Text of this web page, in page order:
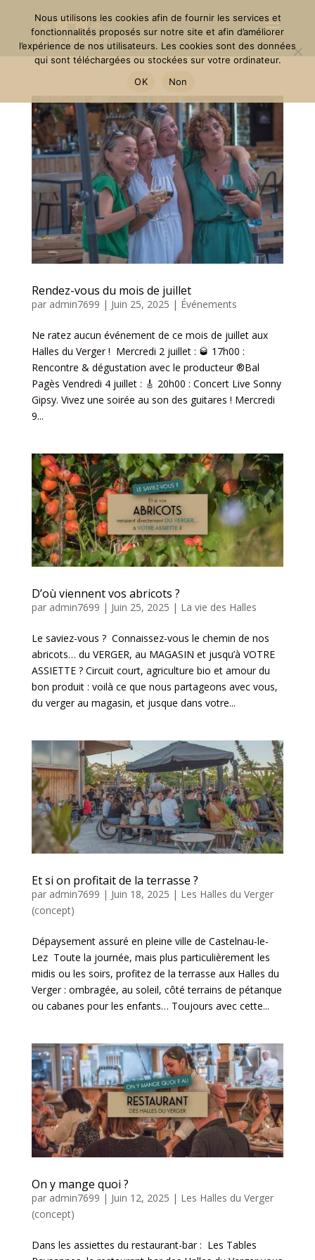
Rendez-vous du mois de juillet
par admin7699 | Juin 25, 2025 | Événements
Ne ratez aucun événement de ce mois de juillet aux
Halles du Verger ! Mercredi 2 juillet : 🥃 17h00 :
Rencontre & dégustation avec le producteur ®Bal
Pagès Vendredi 4 juillet : 🎸 20h00 : Concert Live Sonny
Gipsy. Vivez une soirée au son des guitares ! Mercredi
9...
D’où viennent vos abricots ?
par admin7699 | Juin 25, 2025 | La vie des Halles
Le saviez-vous ? Connaissez-vous le chemin de nos
abricots… du VERGER, au MAGASIN et jusqu’à VOTRE
ASSIETTE ? Circuit court, agriculture bio et amour du
bon produit : voilà ce que nous partageons avec vous,
du verger au magasin, et jusque dans votre...
Et si on profitait de la terrasse ?
par admin7699 | Juin 18, 2025 | Les Halles du Verger
(concept)
Dépaysement assuré en pleine ville de Castelnau-le-
Lez Toute la journée, mais plus particulièrement les
midis ou les soirs, profitez de la terrasse aux Halles du
Verger : ombragée, au soleil, côté terrains de pétanque
ou cabanes pour les enfants… Toujours avec cette...
On y mange quoi ?
par admin7699 | Juin 12, 2025 | Les Halles du Verger
(concept)
Dans les assiettes du restaurant-bar : Les Tables
Nous utilisons les cookies afin de fournir les services et
fonctionnalités proposés sur notre site et afin d’améliorer
l’expérience de nos utilisateurs. Les cookies sont des données
qui sont téléchargées ou stockées sur votre ordinateur.
OK
Non